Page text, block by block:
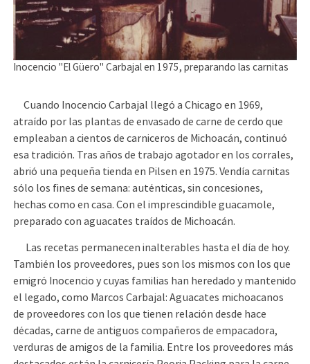
Inocencio "El Güero" Carbajal en 1975, preparando las carnitas
Cuando Inocencio Carbajal llegó a Chicago en 1969,
atraído por las plantas de envasado de carne de cerdo que
empleaban a cientos de carniceros de Michoacán, continuó
esa tradición. Tras años de trabajo agotador en los corrales,
abrió una pequeña tienda en Pilsen en 1975. Vendía carnitas
sólo los fines de semana: auténticas, sin concesiones,
hechas como en casa. Con el imprescindible guacamole,
preparado con aguacates traídos de Michoacán.
Las recetas permanecen inalterables hasta el día de hoy.
También los proveedores, pues son los mismos con los que
emigró Inocencio y cuyas familias han heredado y mantenido
el legado, como Marcos Carbajal: Aguacates michoacanos
de proveedores con los que tienen relación desde hace
décadas, carne de antiguos compañeros de empacadora,
verduras de amigos de la familia. Entre los proveedores más